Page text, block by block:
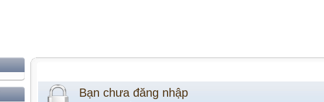
Bạn chưa đăng nhập